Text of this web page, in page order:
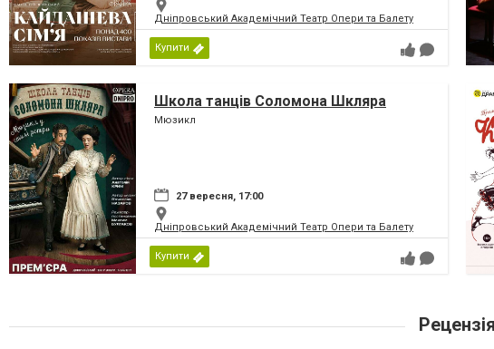
Дніпровський Академічний Театр Опери та Балету
Купити
Школа танців Соломона Шкляра
Мюзикл
27 вересня, 17:00
Дніпровський Академічний Театр Опери та Балету
Купити
Рецензія